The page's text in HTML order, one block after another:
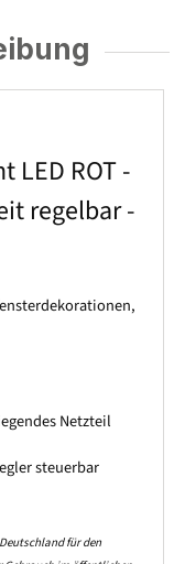
LED ROT -
regelbar -
Netzteil
steuerbar
für den